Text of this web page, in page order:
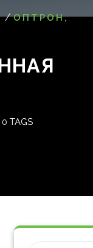
/ОПТРОН,
0 TAGS